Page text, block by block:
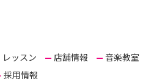
レッスン 店舗情報
音楽教室
採用情報